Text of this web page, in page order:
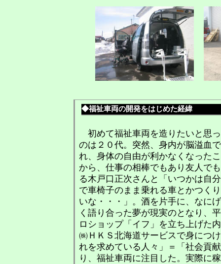
◆福祉車両の開発をはじめた経緯
初めて福祉車両を造りたいと思
のは２０代。突然、身内が脳溢血
れ、身体の自由が利かなくなった
から、仕事の相棒でもあり友人で
る木戸口正次さんと「いつかは自
で車椅子のまま乗れる車とかつく
いな・・・」。酒を片手に、なに
く語り合った夢が現実のとなり、
ロショップ「イフ」を立ち上げた
㈱ＨＫＳ北海道サービスで身につ
れを求めている人々」＝「社会貢
り、福祉車両に注目した。実際に